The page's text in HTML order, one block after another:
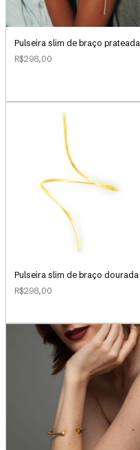
Pulseira slim de braço prateada
R$298,00
Pulseira slim de braço dourada
R$298,00